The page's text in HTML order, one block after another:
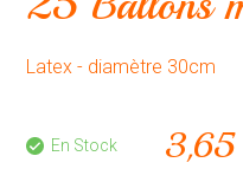
Latex - diamètre 30cm
En Stock